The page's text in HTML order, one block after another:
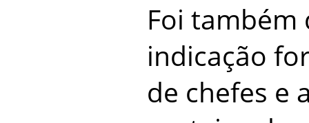
Foi
indicação
de chefes e